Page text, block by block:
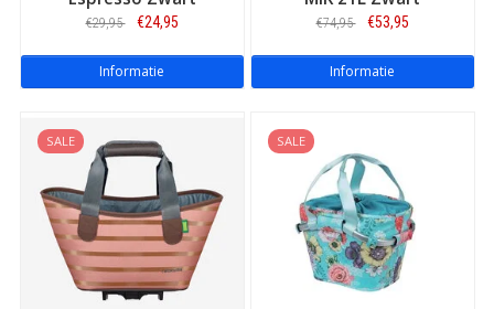
€29,95 €24,95
Informatie
€74,95 €53,95
Informatie
SALE SALE